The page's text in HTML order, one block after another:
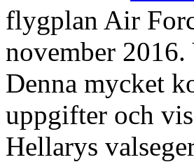
flygplan Air
november
Denna mycket
uppgifter och
Hellarys